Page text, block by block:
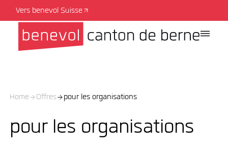
Vers benevol Suisse
Home Offres pour les organisations
pour les organisations